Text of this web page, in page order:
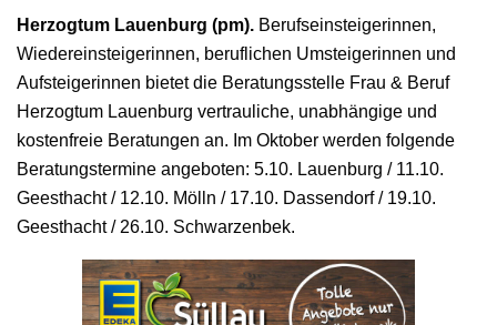
Herzogtum Lauenburg (pm). Berufseinsteigerinnen,
Wiedereinsteigerinnen, beruflichen Umsteigerinnen und
Aufsteigerinnen bietet die Beratungsstelle Frau & Beruf
Herzogtum Lauenburg vertrauliche, unabhängige und
kostenfreie Beratungen an. Im Oktober werden folgende
Beratungstermine angeboten: 5.10. Lauenburg / 11.10.
Geesthacht / 12.10. Mölln / 17.10. Dassendorf / 19.10.
Geesthacht / 26.10. Schwarzenbek.